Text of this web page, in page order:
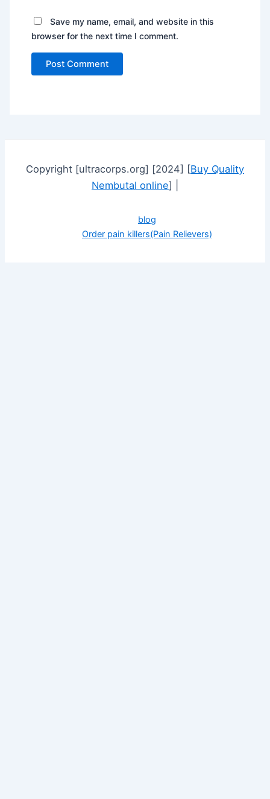
Save my name, email, and website in this
browser for the next time I comment.
Copyright [ultracorps.org] [2024] [Buy Quality
Nembutal online] |
blog
Order pain killers(Pain Relievers)